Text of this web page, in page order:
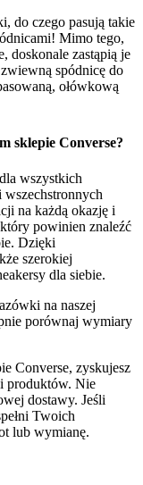
do czego pasują takie
Mimo tego,
doskonale zastąpią je
spódnicę do
ołówkową
sklepie Converse?
wszystkich
na każdą okazję i
powinien znaleźć
Dzięki
szerokiej
dla siebie.
na naszej
porównaj wymiary
Converse, zyskujesz
produktów. Nie
dostawy. Jeśli
Twoich
lub wymianę.